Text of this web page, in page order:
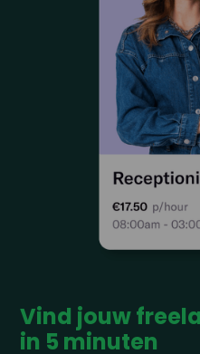
Vind jouw
in 5 minuten